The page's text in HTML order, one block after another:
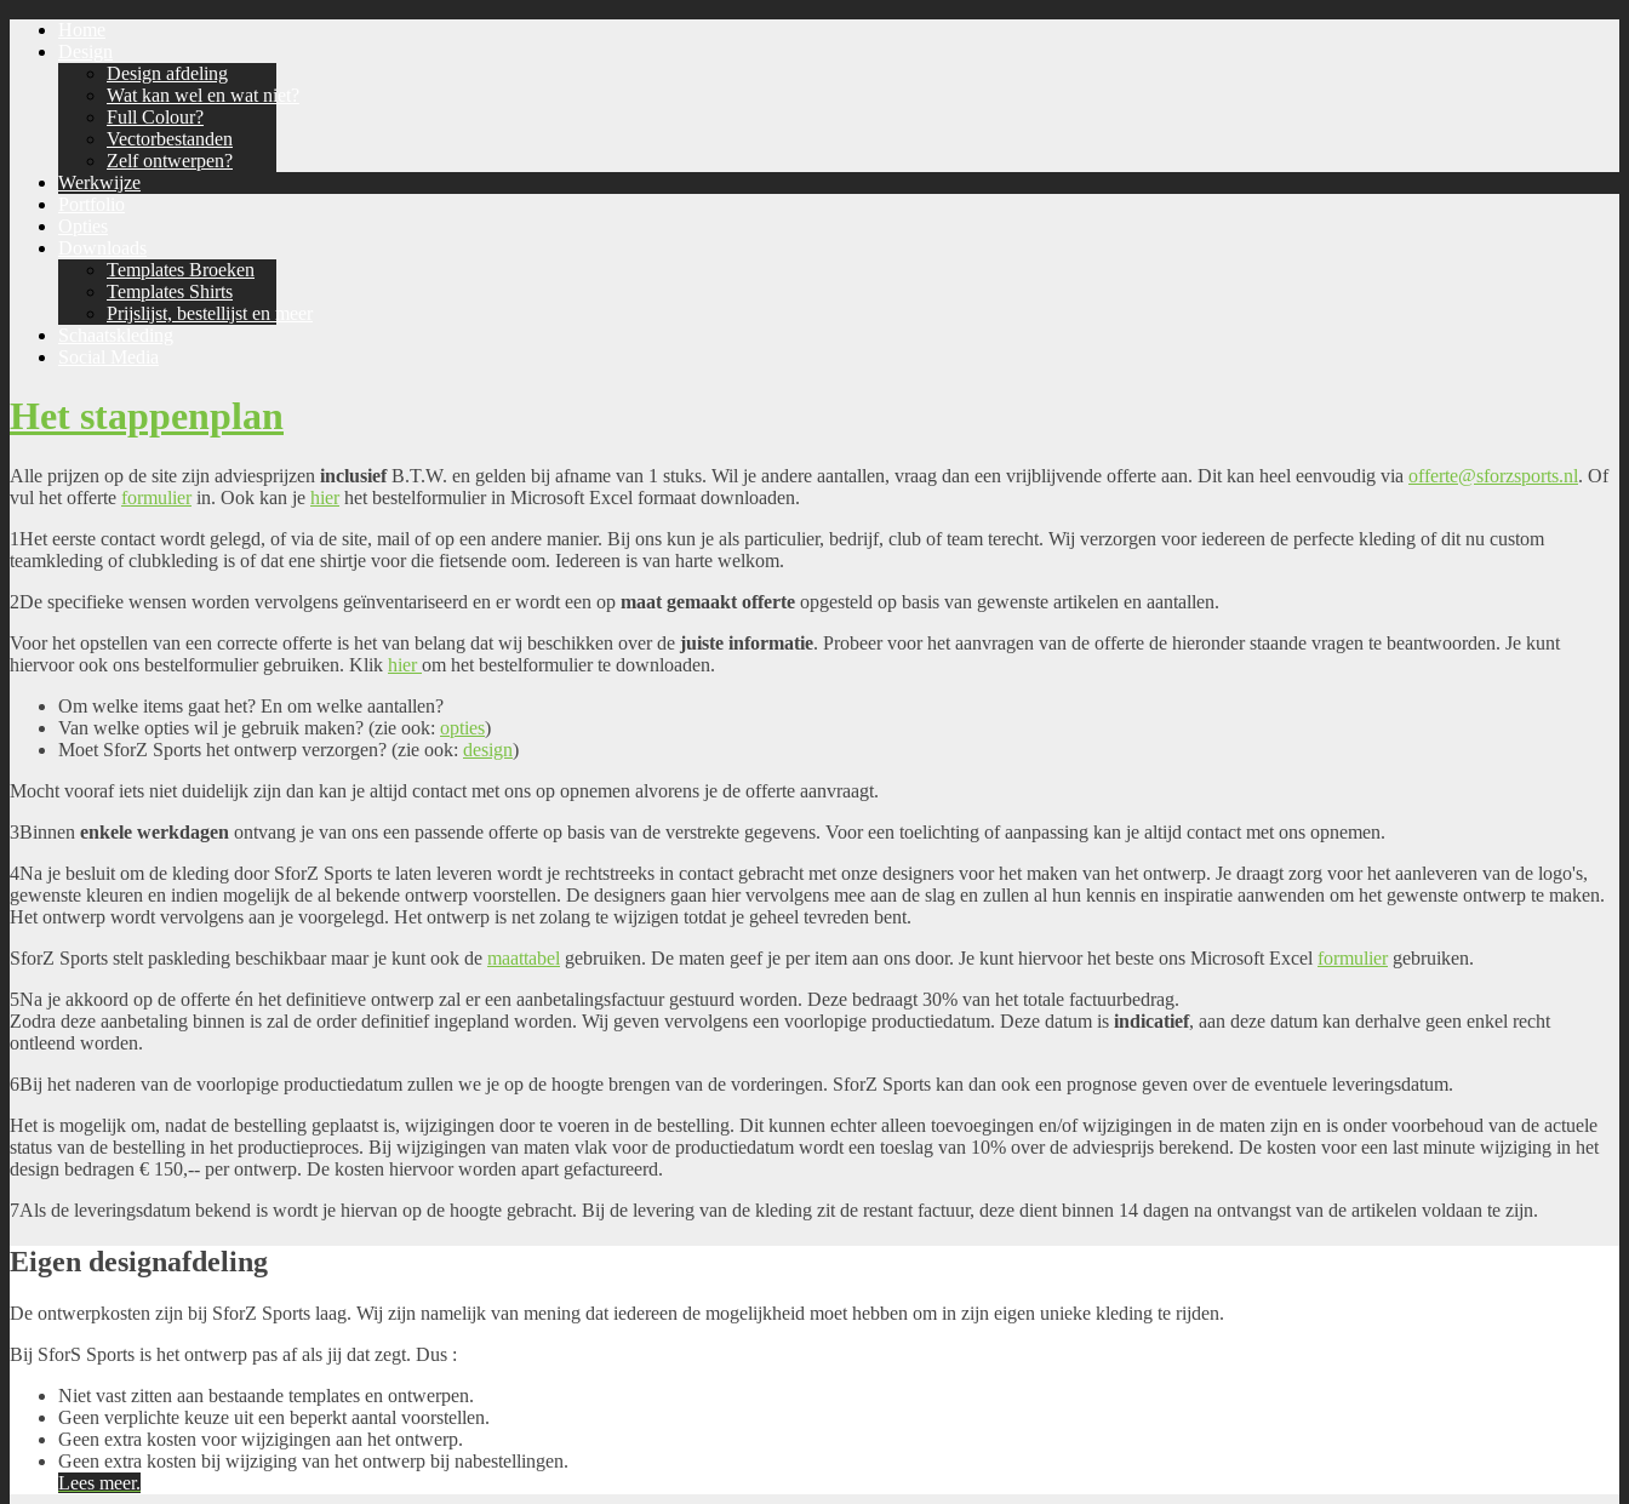
Design afdeling
Wat kan wel en wat niet?
Full Colour?
Vectorbestanden
Zelf ontwerpen?
Werkwijze
Templates Broeken
Templates Shirts
Prijslijst, bestellijst en meer
Het stappenplan
Alle prijzen op de site zijn adviesprijzen inclusiefB.T.W. en gelden bij afname van 1 stuks. Wil je andere aantallen, vraag dan een vrijblijvende offerte aan. Dit kan heel eenvoudig via offerte@sforzsports.nl. Of
vul het offerte formulierin. Ook kan je hierhet bestelformulier in Microsoft Excel formaat downloaden.
1Het eerste contact wordt gelegd, of via de site, mail of op een andere manier. Bij ons kun je als particulier, bedrijf, club of team terecht. Wij verzorgen voor iedereen de perfecte kleding of dit nu custom
teamkleding of clubkleding is of dat ene shirtje voor die fietsende oom. Iedereen is van harte welkom.
2De specifieke wensen worden vervolgens geïnventariseerd en er wordt een op maat gemaakt offerte opgesteld op basis van gewenste artikelen en aantallen.
Voor het opstellen van een correcte offerte is het van belang dat wij beschikken over de juiste informatie. Probeer voor het aanvragen van de offerte de hieronder staande vragen te beantwoorden. Je kunt
hiervoor ook ons bestelformulier gebruiken. Klik hierom het bestelformulier te downloaden.
Om welke items gaat het? En om welke aantallen?
Van welke opties wil je gebruik maken? (zie ook: opties)
Moet SforZ Sports het ontwerp verzorgen? (zie ook: design)
Mocht vooraf iets niet duidelijk zijn dan kan je altijd contact met ons op opnemen alvorens je de offerte aanvraagt.
3Binnen enkele werkdagen ontvang je van ons een passende offerte op basis van de verstrekte gegevens. Voor een toelichting of aanpassing kan je altijd contact met ons opnemen.
4Na je besluit om de kleding door SforZ Sports te laten leveren wordt je rechtstreeks in contact gebracht met onze designers voor het maken van het ontwerp. Je draagt zorg voor het aanleveren van de logo's,
gewenste kleuren en indien mogelijk de al bekende ontwerp voorstellen. De designers gaan hier vervolgens mee aan de slag en zullen al hun kennis en inspiratie aanwenden om het gewenste ontwerp te maken.
Het ontwerp wordt vervolgens aan je voorgelegd. Het ontwerp is net zolang te wijzigen totdat je geheel tevreden bent.
SforZ Sports stelt paskleding beschikbaar maar je kunt ook de maattabel gebruiken. De maten geef je per item aan ons door. Je kunt hiervoor het beste ons Microsoft Excel formuliergebruiken.
5Na je akkoord op de offerte én het definitieve ontwerp zal er een aanbetalingsfactuur gestuurd worden. Deze bedraagt 30% van het totale factuurbedrag.
Zodra deze aanbetaling binnen is zal de order definitief ingepland worden. Wij geven vervolgens een voorlopige productiedatum. Deze datum is indicatief, aan deze datum kan derhalve geen enkel recht
ontleend worden.
6Bij het naderen van de voorlopige productiedatum zullen we je op de hoogte brengen van de vorderingen. SforZ Sports kan dan ook een prognose geven over de eventuele leveringsdatum.
Het is mogelijk om, nadat de bestelling geplaatst is, wijzigingen door te voeren in de bestelling. Dit kunnen echter alleen toevoegingen en/of wijzigingen in de maten zijn en is onder voorbehoud van de actuele
status van de bestelling in het productieproces. Bij wijzigingen van maten vlak voor de productiedatum wordt een toeslag van 10% over de adviesprijs berekend. De kosten voor een last minute wijziging in het
design bedragen € 150,-- per ontwerp. De kosten hiervoor worden apart gefactureerd.
7Als de leveringsdatum bekend is wordt je hiervan op de hoogte gebracht. Bij de levering van de kleding zit de restant factuur, deze dient binnen 14 dagen na ontvangst van de artikelen voldaan te zijn.
Eigen designafdeling
De ontwerpkosten zijn bij SforZ Sports laag. Wij zijn namelijk van mening dat iedereen de mogelijkheid moet hebben om in zijn eigen unieke kleding te rijden.
Bij SforS Sports is het ontwerp pas af als jij dat zegt. Dus :
Niet vast zitten aan bestaande templates en ontwerpen.
Geen verplichte keuze uit een beperkt aantal voorstellen.
Geen extra kosten voor wijzigingen aan het ontwerp.
Geen extra kosten bij wijziging van het ontwerp bij nabestellingen.
Lees meer.